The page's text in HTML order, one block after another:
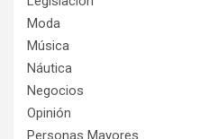
Moda
Música
Náutica
Negocios
Opinión
Personas Mayores